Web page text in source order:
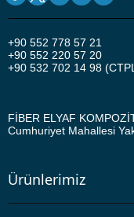
+90 552 778 57 21
+90 552 220 57 20
+90 532 702 14 98
FİBER ELYAF
Cumhuriyet Mahallesi
Ürünlerimiz